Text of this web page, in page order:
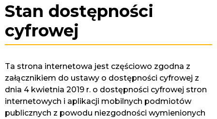
Stan dostępności
cyfrowej
Ta strona internetowa jest częściowo zgodna z
załącznikiem do ustawy o dostępności cyfrowej z
dnia 4 kwietnia 2019 r. o dostępności cyfrowej stron
internetowych i aplikacji mobilnych podmiotów
publicznych z powodu niezgodności wymienionych